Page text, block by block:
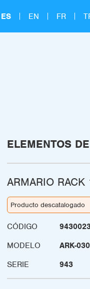
ES EN FR
ELEMENTOS
ARMARIO
Producto descatalogado
CÓDIGO
MODELO
ARK-030
SERIE
943